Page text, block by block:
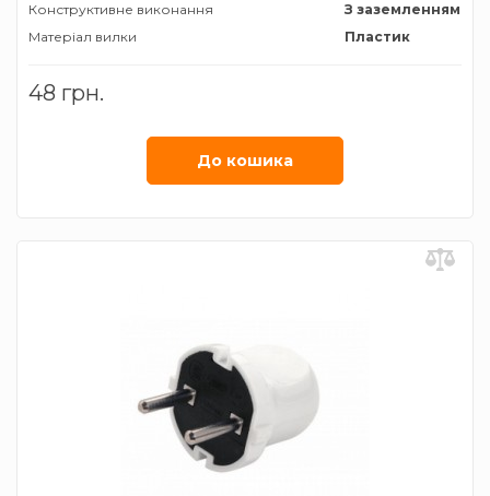
Конструктивне виконання
З заземленням
Матеріал вилки
Пластик
48 грн.
До кошика